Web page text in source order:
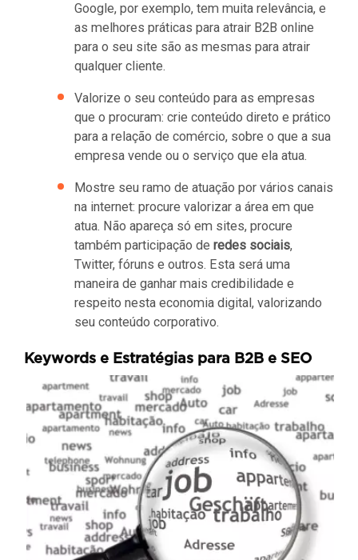
Google, por exemplo, tem muita relevância, e
as melhores práticas para atrair B2B online
para o seu site são as mesmas para atrair
qualquer cliente.
Valorize o seu conteúdo para as empresas
que o procuram: crie conteúdo direto e prático
para a relação de comércio, sobre o que a sua
empresa vende ou o serviço que ela atua.
Mostre seu ramo de atuação por vários canais
na internet: procure valorizar a área em que
atua. Não apareça só em sites, procure
também participação de redes sociais,
Twitter, fóruns e outros. Esta será uma
maneira de ganhar mais credibilidade e
respeito nesta economia digital, valorizando
seu conteúdo corporativo.
Keywords e Estratégias para B2B e SEO